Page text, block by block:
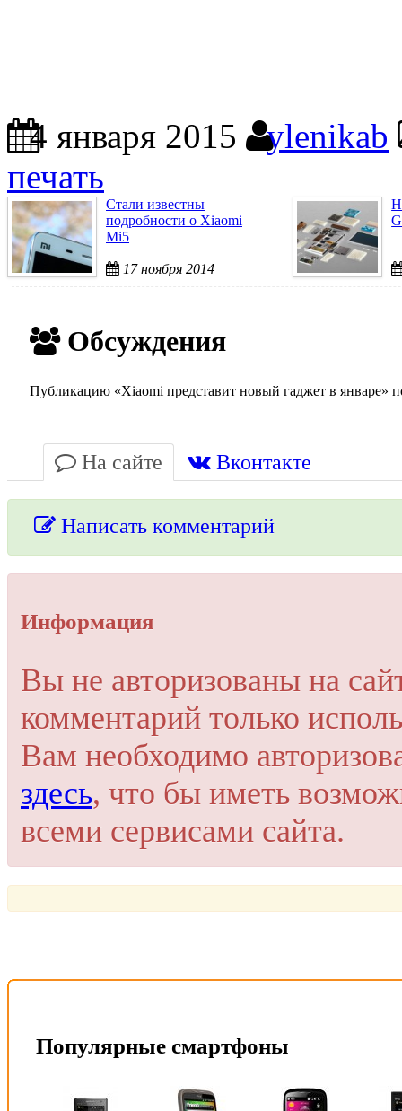
4 января 2015
ylenikab
печать
Стали известны
подробности о Xiaomi
Mi5
17 ноября 2014
Обсуждения
Публикацию «Xiaomi представит новый гаджет в январе»
На сайте Вконтакте
Написать комментарий
Пройти регистрацию
Или войти через соц. сети
Это очень просто и безопасно!
Информация
Вы не авторизованы на
комментарий только
Вам необходимо
здесь, что бы иметь
всеми сервисами сайта.
Популярные смартфоны